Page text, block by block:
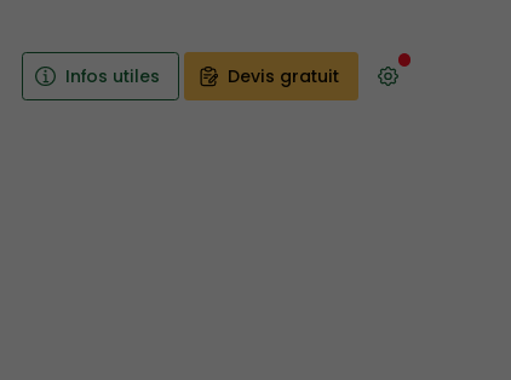
Infos utiles Devis gratuit